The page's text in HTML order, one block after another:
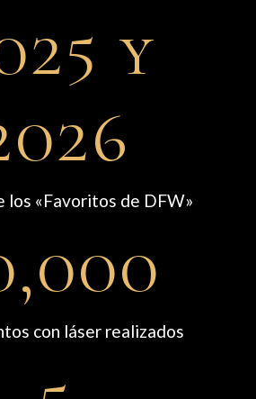
y
los «Favoritos de DFW»
con láser realizados